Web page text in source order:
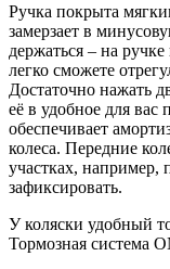
Ручка покрыта
замерзает в
держаться – на
легко сможете
Достаточно нажать
её в удобное для
обеспечивает
колеса. Передние
участках, например,
зафиксировать.
У коляски удобный
Тормозная система